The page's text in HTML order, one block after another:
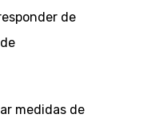
de
medidas de